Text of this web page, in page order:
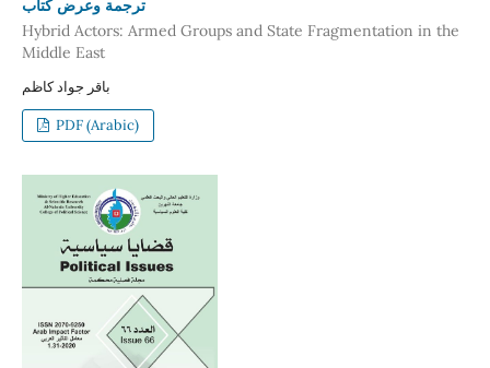
ترجمة وعرض كتاب
Hybrid Actors: Armed Groups and State Fragmentation in the
Middle East
باقر جواد كاظم
PDF (Arabic)